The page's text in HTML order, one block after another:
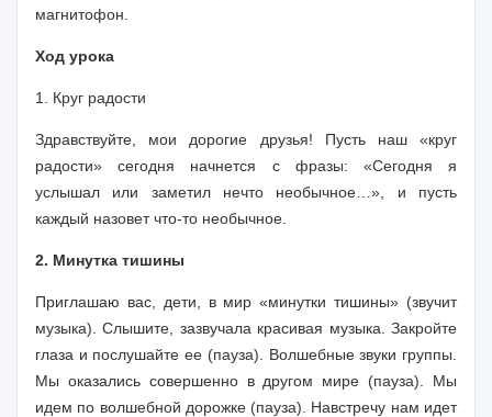
магнитофон.
Ход урока
1. Круг радости
Здравствуйте, мои дорогие друзья! Пусть наш «круг
радости» сегодня начнется с фразы: «Сегодня я
услышал или заметил нечто необычное…», и пусть
каждый назовет что-то необычное.
2. Минутка тишины
Приглашаю вас, дети, в мир «минутки тишины» (звучит
музыка). Слышите, зазвучала красивая музыка. Закройте
глаза и послушайте ее (пауза). Волшебные звуки группы.
Мы оказались совершенно в другом мире (пауза). Мы
идем по волшебной дорожке (пауза). Навстречу нам идет